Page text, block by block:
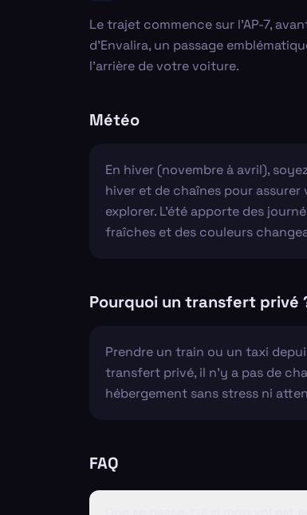
Le trajet commence sur l'AP-7,
d'Envalira, un passage
l'arrière de votre voiture.
Météo
En hiver (novembre à avril),
hiver et de chaînes pour
explorer. L'été apporte des
fraîches et des couleurs
Pourquoi un transfert privé
Prendre un train ou un taxi
transfert privé, il n'y a pas de
hébergement sans stress ni
FAQ